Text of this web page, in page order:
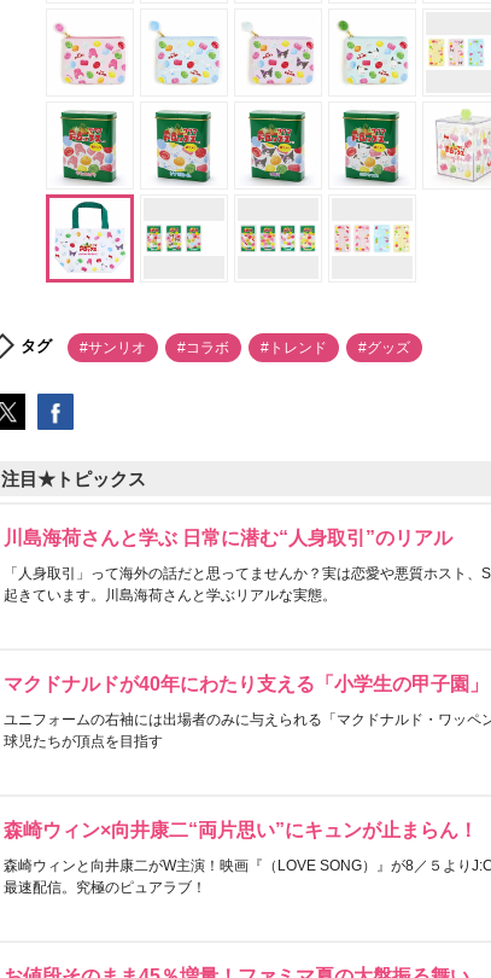
タグ #サンリオ #コラボ #トレンド #グッズ
注目★トピックス
川島海荷さんと学ぶ 日常に潜む“人身取引”のリアル
「人身取引」って海外の話だと思ってませんか？実は恋愛や悪質ホスト、
起きています。川島海荷さんと学ぶリアルな実態。
マクドナルドが40年にわたり支える「小学生の甲子園」
ユニフォームの右袖には出場者のみに与えられる「マクドナルド・ワッペ
球児たちが頂点を目指す
森崎ウィン×向井康二“両片思い”にキュンが止まらん！
森崎ウィンと向井康二がW主演！映画『（LOVE SONG）』が8／５より
最速配信。究極のピュアラブ！